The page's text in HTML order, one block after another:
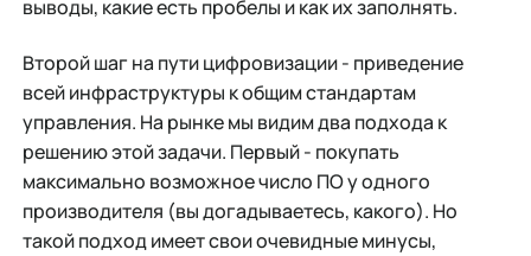
выводы, какие есть пробелы и как их заполнять.
Второй шаг на пути цифровизации - приведение
всей инфраструктуры к общим стандартам
управления. На рынке мы видим два подхода к
решению этой задачи. Первый - покупать
максимально возможное число ПО у одного
производителя (вы догадываетесь, какого). Но
такой подход имеет свои очевидные минусы,